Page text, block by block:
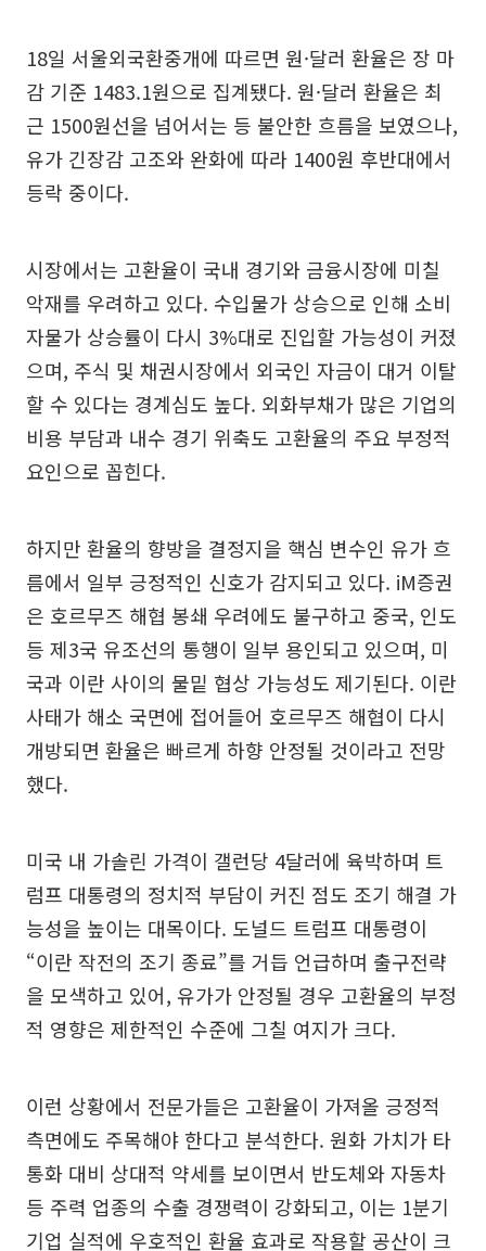
18일 서울외국환중개에 따르면 원·달러 환율은 장 마
감 기준 1483.1원으로 집계됐다. 원·달러 환율은 최
근 1500원선을 넘어서는 등 불안한 흐름을 보였으나,
유가 긴장감 고조와 완화에 따라 1400원 후반대에서
등락 중이다.
시장에서는 고환율이 국내 경기와 금융시장에 미칠
악재를 우려하고 있다. 수입물가 상승으로 인해 소비
자물가 상승률이 다시 3%대로 진입할 가능성이 커졌
으며, 주식 및 채권시장에서 외국인 자금이 대거 이탈
할 수 있다는 경계심도 높다. 외화부채가 많은 기업의
비용 부담과 내수 경기 위축도 고환율의 주요 부정적
요인으로 꼽힌다.
하지만 환율의 향방을 결정지을 핵심 변수인 유가 흐
름에서 일부 긍정적인 신호가 감지되고 있다. iM증권
은 호르무즈 해협 봉쇄 우려에도 불구하고 중국, 인도
등 제3국 유조선의 통행이 일부 용인되고 있으며, 미
국과 이란 사이의 물밑 협상 가능성도 제기된다. 이란
사태가 해소 국면에 접어들어 호르무즈 해협이 다시
개방되면 환율은 빠르게 하향 안정될 것이라고 전망
했다.
미국 내 가솔린 가격이 갤런당 4달러에 육박하며 트
럼프 대통령의 정치적 부담이 커진 점도 조기 해결 가
능성을 높이는 대목이다. 도널드 트럼프 대통령이
“이란 작전의 조기 종료”를 거듭 언급하며 출구전략
을 모색하고 있어, 유가가 안정될 경우 고환율의 부정
적 영향은 제한적인 수준에 그칠 여지가 크다.
이런 상황에서 전문가들은 고환율이 가져올 긍정적
측면에도 주목해야 한다고 분석한다. 원화 가치가 타
통화 대비 상대적 약세를 보이면서 반도체와 자동차
등 주력 업종의 수출 경쟁력이 강화되고, 이는 1분기
기업 실적에 우호적인 환율 효과로 작용할 공산이 크